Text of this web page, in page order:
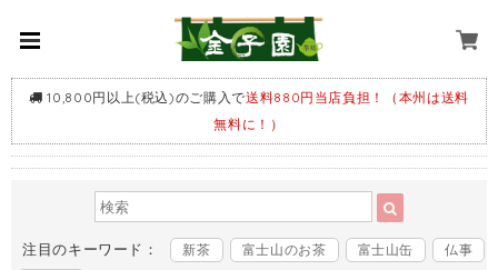
10,800円以上(税込)のご購入で送料880円当店負担！（本州は送料
無料に！）
注目のキーワード： 新茶 富士山のお茶 富士山缶
仏事